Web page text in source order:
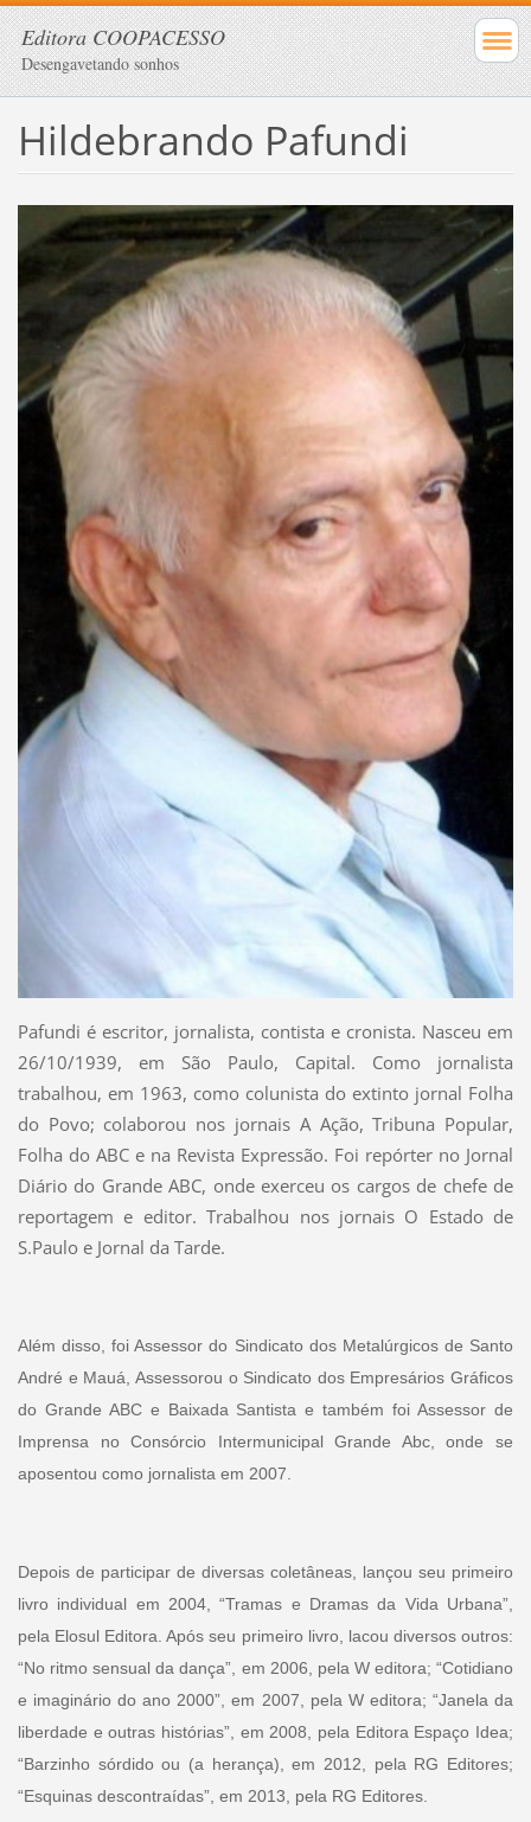
Editora COOPACESSO
Desengavetando sonhos
Hildebrando Pafundi
Pafundi é escritor, jornalista, contista e cronista. Nasceu em
26/10/1939, em São Paulo, Capital. Como jornalista
trabalhou, em 1963, como colunista do extinto jornal Folha
do Povo; colaborou nos jornais A Ação, Tribuna Popular,
Folha do ABC e na Revista Expressão. Foi repórter no Jornal
Diário do Grande ABC, onde exerceu os cargos de chefe de
reportagem e editor. Trabalhou nos jornais O Estado de
S.Paulo e Jornal da Tarde.
Além disso, foi Assessor do Sindicato dos Metalúrgicos de Santo
André e Mauá, Assessorou o Sindicato dos Empresários Gráficos
do Grande ABC e Baixada Santista e também foi Assessor de
Imprensa no Consórcio Intermunicipal Grande Abc, onde se
aposentou como jornalista em 2007.
Depois de participar de diversas coletâneas, lançou seu primeiro
livro individual em 2004, “Tramas e Dramas da Vida Urbana”,
pela Elosul Editora. Após seu primeiro livro, lacou diversos outros:
“No ritmo sensual da dança”, em 2006, pela W editora; “Cotidiano
e imaginário do ano 2000”, em 2007, pela W editora; “Janela da
liberdade e outras histórias”, em 2008, pela Editora Espaço Idea;
“Barzinho sórdido ou (a herança), em 2012, pela RG Editores;
“Esquinas descontraídas”, em 2013, pela RG Editores.